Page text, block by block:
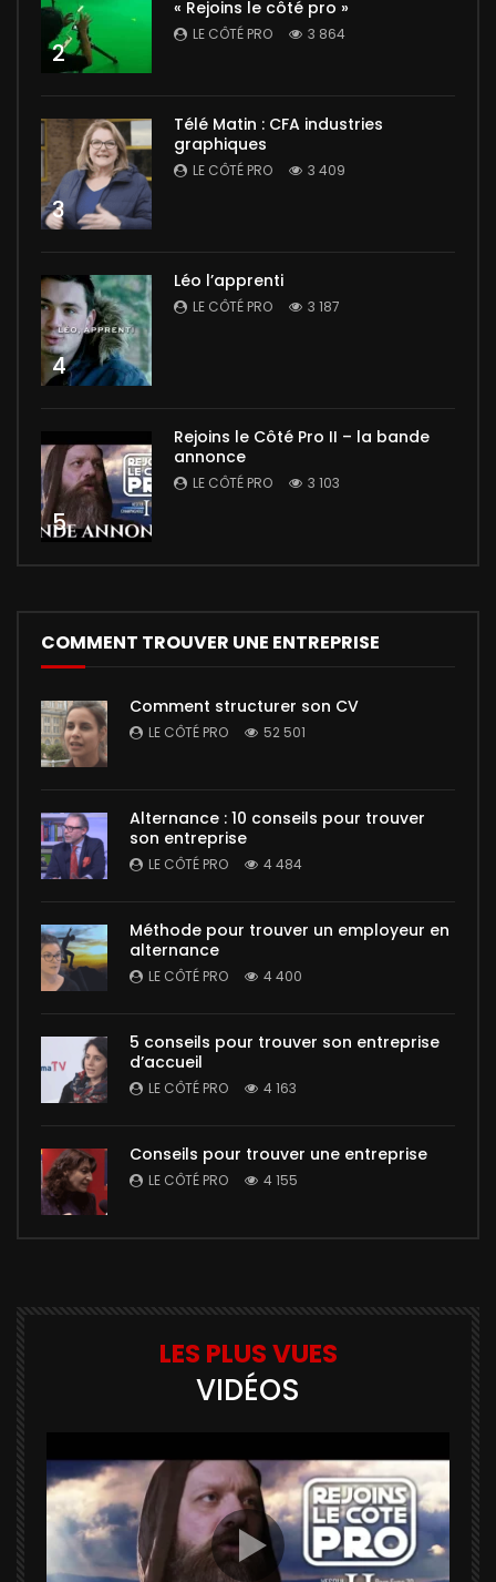
2
« Rejoins le côté pro »
LE CÔTÉ PRO 3 864
3
Télé Matin : CFA industries
graphiques
LE CÔTÉ PRO 3 409
4
Léo l’apprenti
LE CÔTÉ PRO 3 187
5
Rejoins le Côté Pro II – la bande
annonce
LE CÔTÉ PRO 3 103
COMMENT TROUVER UNE ENTREPRISE
Comment structurer son CV
LE CÔTÉ PRO 52 501
Alternance : 10 conseils pour trouver
son entreprise
LE CÔTÉ PRO 4 484
Méthode pour trouver un employeur en
alternance
LE CÔTÉ PRO 4 400
5 conseils pour trouver son entreprise
d’accueil
LE CÔTÉ PRO 4 163
Conseils pour trouver une entreprise
LE CÔTÉ PRO 4 155
LES PLUS VUES
VIDÉOS